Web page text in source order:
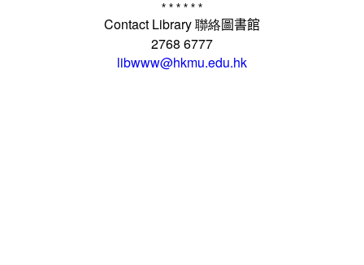
* * * * * *
Contact Library聯絡圖書館
2768 6777
libwww@hkmu.edu.hk